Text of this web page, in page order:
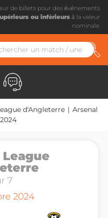
de billets pour des événements
ou inférieurs à la valeur
nominale.
d'Angleterre | Arsenal
7
2024